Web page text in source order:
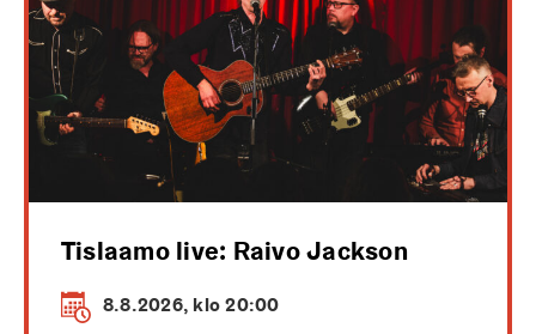
Tislaamo live: Raivo Jackson
8.8.2026, klo 20:00